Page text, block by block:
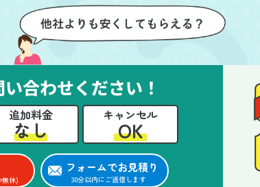
任
終
い
う
には、こちらからお願いしなく
ても部屋を簡単に清掃していた
だけたのも好印象でした。
さらに、分別の仕方やリサイク
ル可能なものについても教えて
いただき、今後の片付けにも役
立つ知識が増えました。また何
かあれば、ぜひお願いしたいと
思っています。心のこもったサ
ービスをありがとうございまし
合わせください！
追加料金
なし
キャンセル
OK
無休)
フォームでお見積り
30分以内にご返信します